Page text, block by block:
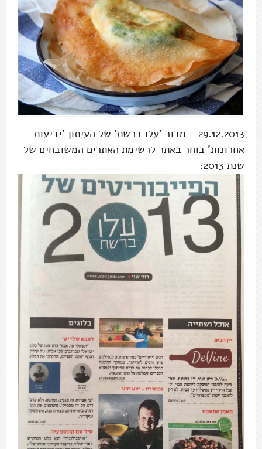
29.12.2013 – מדור 'עלו ברשת' של העיתון 'ידיעות
אחרונות' בוחר באתר לרשימת האתרים המשובחים של
שנת 2013: